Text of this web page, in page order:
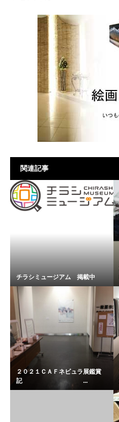
関連記事
チラシミュージアム 掲載中
２０２１ＣＡＦネビュラ展鑑賞
記 ...